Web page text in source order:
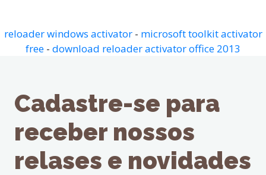
reloader windows activator- microsoft toolkit activator
free - download reloader activator office 2013
Cadastre-se para
receber nossos
relases e novidades